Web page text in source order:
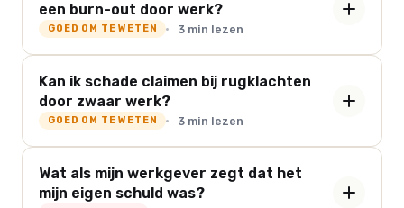
een burn-out door werk?
GOED OM TE WETEN 3 min lezen
Kan ik schade claimen bij rugklachten
door zwaar werk?
GOED OM TE WETEN 3 min lezen
Wat als mijn werkgever zegt dat het
mijn eigen schuld was?